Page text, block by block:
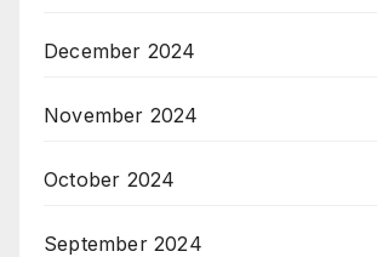
December 2024
November 2024
October 2024
September 2024